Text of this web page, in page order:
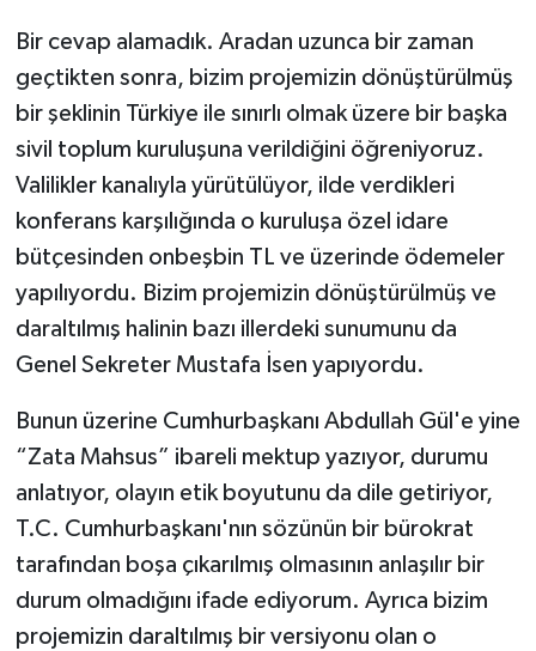
Bir cevap alamadık. Aradan uzunca bir zaman
geçtikten sonra, bizim projemizin dönüştürülmüş
bir şeklinin Türkiye ile sınırlı olmak üzere bir başka
sivil toplum kuruluşuna verildiğini öğreniyoruz.
Valilikler kanalıyla yürütülüyor, ilde verdikleri
konferans karşılığında o kuruluşa özel idare
bütçesinden onbeşbin TL ve üzerinde ödemeler
yapılıyordu. Bizim projemizin dönüştürülmüş ve
daraltılmış halinin bazı illerdeki sunumunu da
Genel Sekreter Mustafa İsen yapıyordu.
Bunun üzerine Cumhurbaşkanı Abdullah Gül'e yine
“Zata Mahsus” ibareli mektup yazıyor, durumu
anlatıyor, olayın etik boyutunu da dile getiriyor,
T.C. Cumhurbaşkanı'nın sözünün bir bürokrat
tarafından boşa çıkarılmış olmasının anlaşılır bir
durum olmadığını ifade ediyorum. Ayrıca bizim
projemizin daraltılmış bir versiyonu olan o